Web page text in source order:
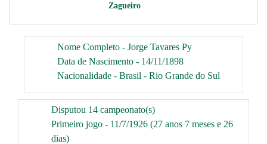
Zagueiro
Nome Completo - Jorge Tavares Py
Data de Nascimento - 14/11/1898
Nacionalidade - Brasil - Rio Grande do Sul
Disputou 14 campeonato(s)
Primeiro jogo - 11/7/1926 (27 anos 7 meses e 26
dias)